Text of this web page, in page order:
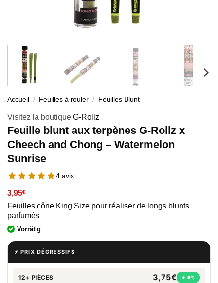
Accueil / Feuilles à rouler / Feuilles Blunt
Visitez la boutique G-Rollz
Feuille blunt aux terpènes G-Rollz x
Cheech and Chong – Watermelon
Sunrise
4 avis
3,95€
Feuilles cône King Size pour réaliser de longs blunts
parfumés
Vorrätig
⚡ PRIX DÉGRESSIFS
12+ PIÈCES 3,75€ ↓ 5%